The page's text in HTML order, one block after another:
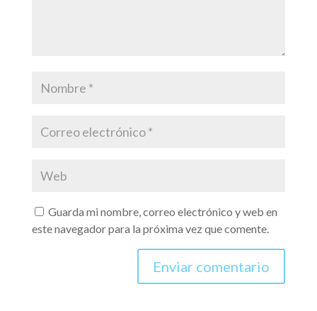
Guarda mi nombre, correo electrónico y web en
este navegador para la próxima vez que comente.